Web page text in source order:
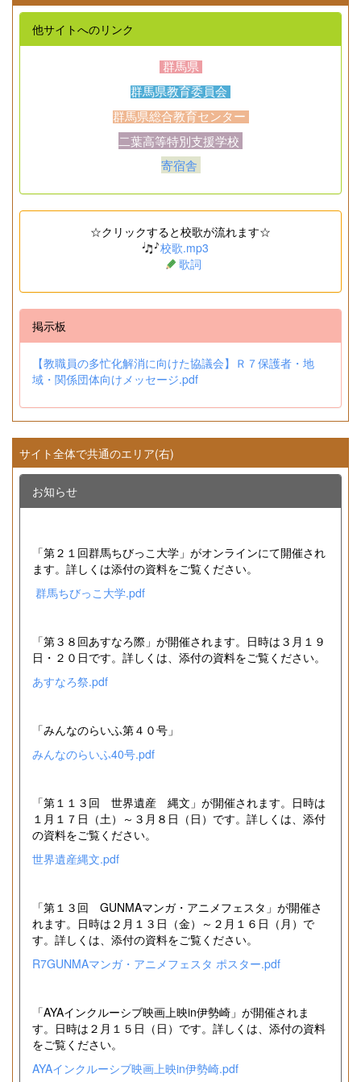
他サイトへのリンク
群馬県
群馬県教育委員会
群馬県総合教育センター
二葉高等特別支援学校
寄宿舎
☆クリックすると校歌が流れます☆
校歌.mp3
歌詞
掲示板
【教職員の多忙化解消に向けた協議会】Ｒ７保護者・地
域・関係団体向けメッセージ.pdf
サイト全体で共通のエリア(右)
お知らせ
「第２１回群馬ちびっこ大学」がオンラインにて開催され
ます。詳しくは添付の資料をご覧ください。
群馬ちびっこ大学.pdf
「第３８回あすなろ際」が開催されます。日時は３月１９
日・２０日です。詳しくは、添付の資料をご覧ください。
あすなろ祭.pdf
「みんなのらいふ第４０号」
みんなのらいふ40号.pdf
「第１１３回 世界遺産 縄文」が開催されます。日時は
１月１７日（土）～３月８日（日）です。詳しくは、添付
の資料をご覧ください。
世界遺産縄文.pdf
「第１３回 GUNMAマンガ・アニメフェスタ」が開催さ
れます。日時は２月１３日（金）～２月１６日（月）で
す。詳しくは、添付の資料をご覧ください。
R7GUNMAマンガ・アニメフェスタ ポスター.pdf
「AYAインクルーシブ映画上映in伊勢崎」が開催されま
す。日時は２月１５日（日）です。詳しくは、添付の資料
をご覧ください。
AYAインクルーシブ映画上映in伊勢崎.pdf